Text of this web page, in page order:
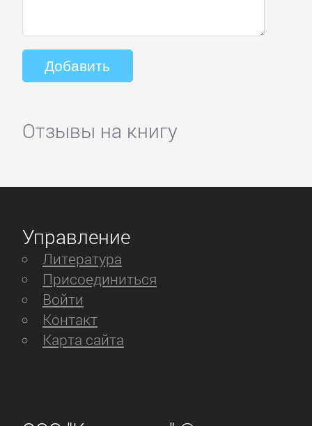
Отзывы на книгу
Управление
Литература
Присоединиться
Войти
Контакт
Карта сайта